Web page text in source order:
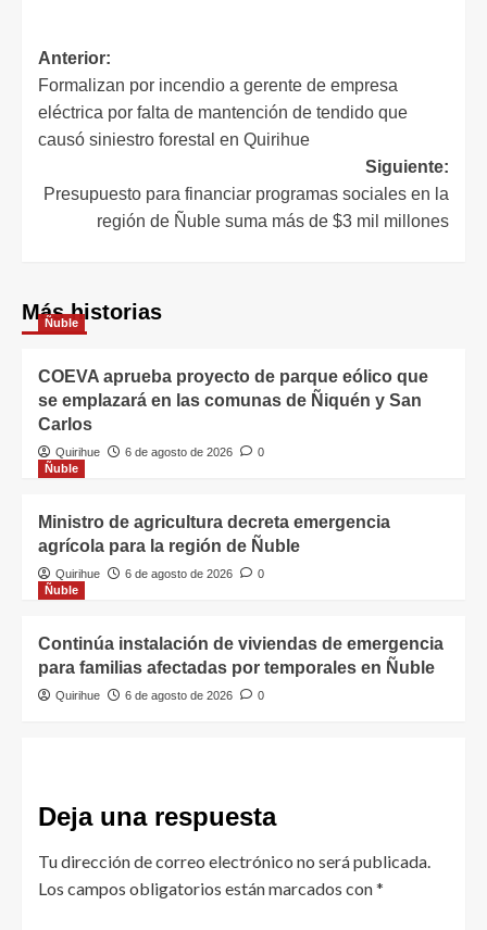
Anterior:
Formalizan por incendio a gerente de empresa
eléctrica por falta de mantención de tendido que
causó siniestro forestal en Quirihue
Siguiente:
Presupuesto para financiar programas sociales en la
región de Ñuble suma más de $3 mil millones
Más historias
Ñuble
COEVA aprueba proyecto de parque eólico que
se emplazará en las comunas de Ñiquén y San
Carlos
Quirihue 6 de agosto de 2026
0
Ñuble
Ministro de agricultura decreta emergencia
agrícola para la región de Ñuble
Quirihue 6 de agosto de 2026
0
Ñuble
Continúa instalación de viviendas de emergencia
para familias afectadas por temporales en Ñuble
Quirihue 6 de agosto de 2026 0
Deja una respuesta
Tu dirección de correo electrónico no será publicada.
Los campos obligatorios están marcados con*